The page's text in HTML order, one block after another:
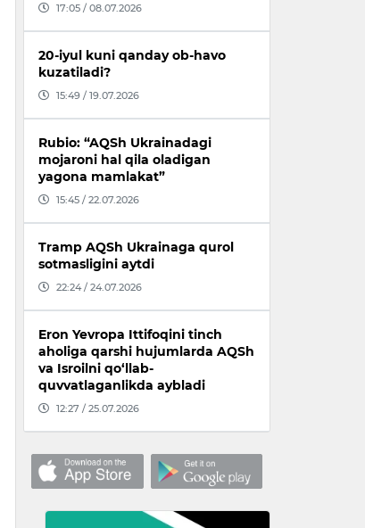
17:05 / 08.07.2026
20-iyul kuni qanday ob-havo
kuzatiladi?
15:49 / 19.07.2026
Rubio: “AQSh Ukrainadagi
mojaroni hal qila oladigan
yagona mamlakat”
15:45 / 22.07.2026
Tramp AQSh Ukrainaga qurol
sotmasligini aytdi
22:24 / 24.07.2026
Eron Yevropa Ittifoqini tinch
aholiga qarshi hujumlarda AQSh
va Isroilni qo‘llab-
quvvatlaganlikda aybladi
12:27 / 25.07.2026